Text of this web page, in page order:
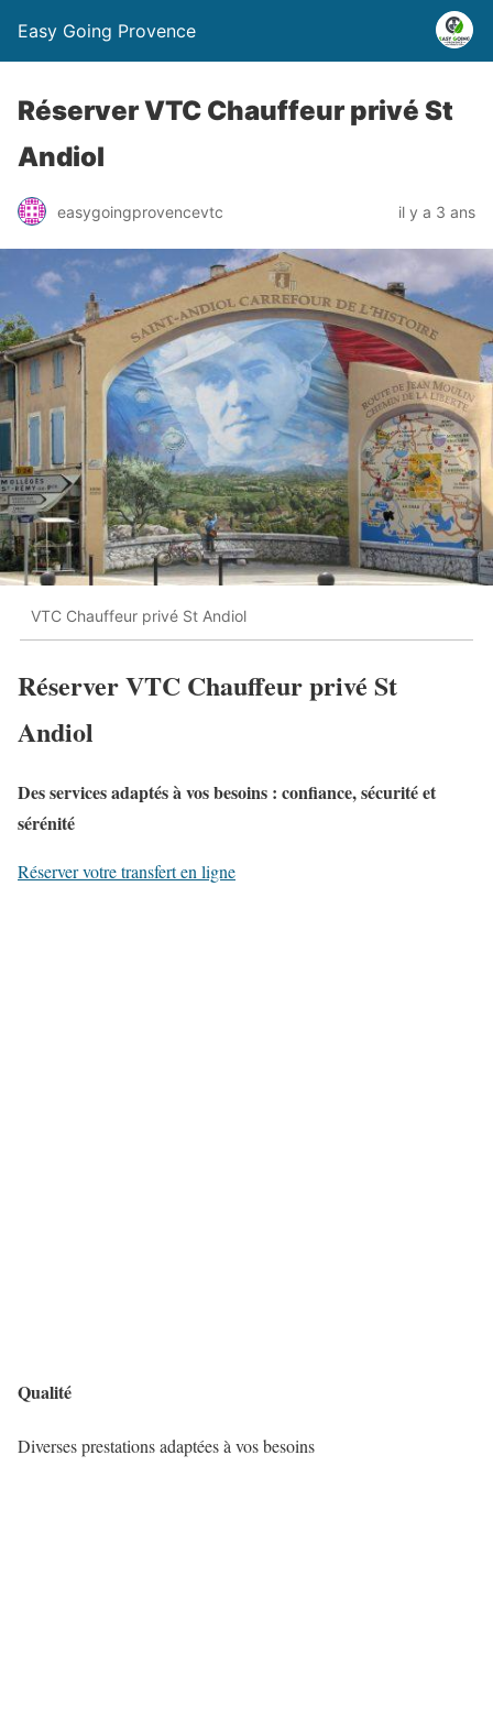
Easy Going Provence
Réserver VTC Chauffeur privé St
Andiol
easygoingprovencevtc il y a 3 ans
VTC Chauffeur privé St Andiol
Réserver VTC Chauffeur privé St
Andiol
Des services adaptés à vos besoins : confiance, sécurité et
sérénité
Réserver votre transfert en ligne
Qualité
Diverses prestations adaptées à vos besoins